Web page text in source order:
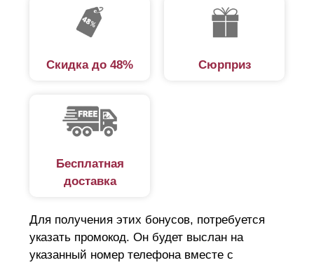
Скидка до 48% Сюрприз
Бесплатная
доставка
Для получения этих бонусов, потребуется
указать промокод. Он будет выслан на
указанный номер телефона вместе с